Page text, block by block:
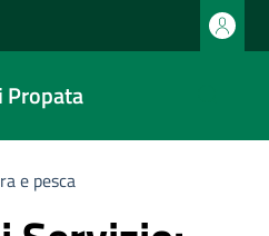
Propata
e pesca